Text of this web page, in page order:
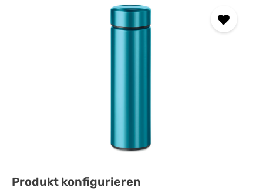
Produkt konfigurieren